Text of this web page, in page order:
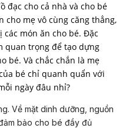
đạc cho cả nhà và cho bé
cho mẹ vô cùng căng thẳng,
món ăn cho bé. Đặc
quan trọng để tạo dựng
bé. Và chắc chắn là mẹ
bé chỉ quanh quẩn với
ngày đâu nhỉ?
Về mặt dinh dưỡng, nguồn
bảo cho bé đầy đủ